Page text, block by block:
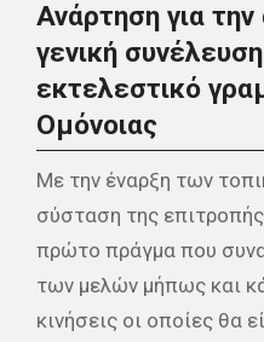
Ανάρτηση για την
γενική
εκτελεστικό
Ομόνοιας
Με την έναρξη των
σύσταση της
πρώτο πράγμα που
των μελών μήπως και
κινήσεις οι οποίες θα